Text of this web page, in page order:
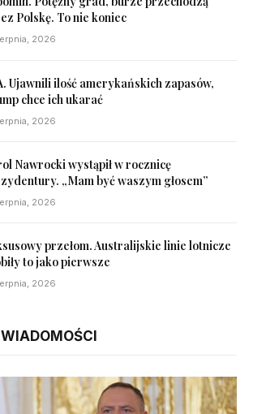
Polskę. To nie koniec
2026
Ujawnili ilość amerykańskich zapasów,
chce ich ukarać
2026
Nawrocki wystąpił w rocznicę
„Mam być waszym głosem”
2026
przełom. Australijskie linie lotnicze
to jako pierwsze
2026